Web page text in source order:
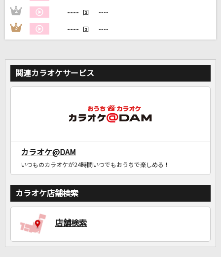
家族や友達と一緒に！練習にも！
2 ---- 回 ----
3 ---- 回 ----
関連カラオケサービス
カラオケ@DAM
いつものカラオケが24時間いつでもおうちで楽しめる！
カラオケ店舗検索
店舗検索